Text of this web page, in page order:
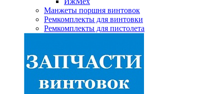
Манжеты поршня винтовок
Ремкомплекты для винтовки
Ремкомплекты для пистолета